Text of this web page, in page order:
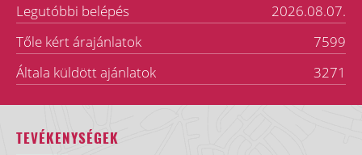
Legutóbbi belépés
2026.08.07.
Tőle kért árajánlatok
7599
Általa küldött ajánlatok
3271
TEVÉKENYSÉGEK